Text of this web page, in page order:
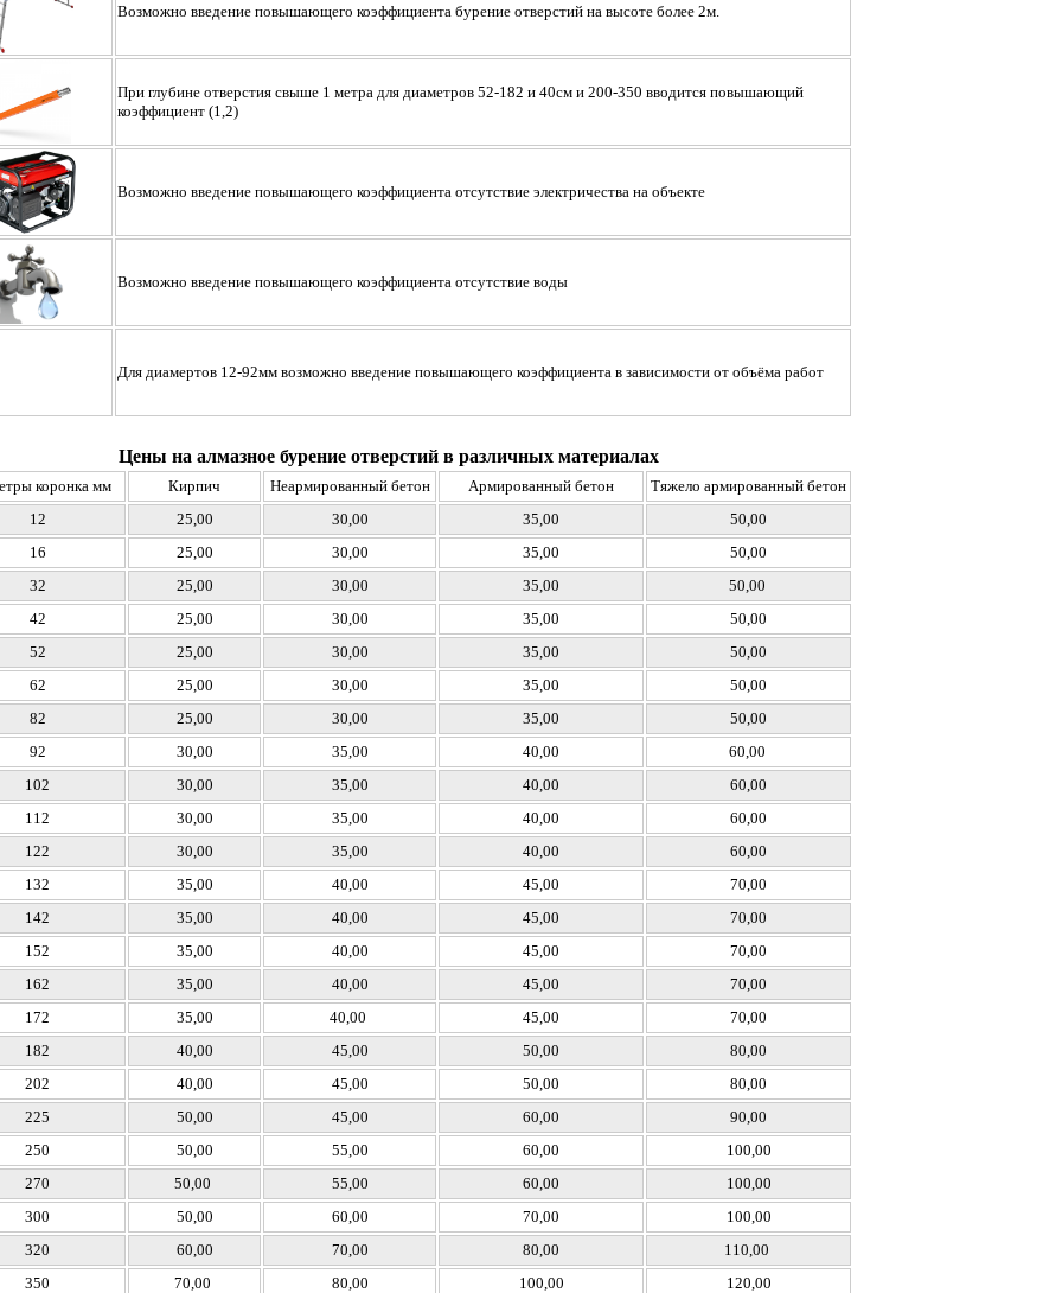
Возможно введение повышающего коэффициента бурение отверстий на высоте более 2м.
При глубине отверстия свыше 1 метра для диаметров 52-182 и 40см и 200-350 вводится повышающий
коэффициент (1,2)
Возможно введение повышающего коэффициента отсутствие электричества на объекте
Возможно введение повышающего коэффициента отсутствие воды
Для диамертов 12-92мм возможно введение повышающего коэффициента в зависимости от объёма работ
Цены на алмазное бурение отверстий в различных материалах
коронка мм Кирпич Неармированный бетон Армированный бетон
Тяжело армированный бетон
12
25,00 30,00 35,00
50,00
16
25,00 30,00 35,00
50,00
32
25,00 30,00 35,00
50,00
42
25,00 30,00 35,00
50,00
52
25,00 30,00 35,00
50,00
62
25,00 30,00 35,00
50,00
82
25,00 30,00 35,00
50,00
92
30,00 35,00 40,00
60,00
102
30,00 35,00 40,00
60,00
112
30,00 35,00 40,00
60,00
122
30,00 35,00 40,00
60,00
132
35,00 40,00 45,00
70,00
142
35,00 40,00 45,00
70,00
152
35,00 40,00 45,00
70,00
162
35,00 40,00 45,00
70,00
172
35,00 40,00 45,00
70,00
182
40,00 45,00 50,00
80,00
202
40,00 45,00 50,00
80,00
225
50,00 45,00 60,00
90,00
250
50,00 55,00 60,00
100,00
270
50,00 55,00 60,00
100,00
300
50,00 60,00 70,00
100,00
320
60,00 70,00 80,00
110,00
350
70,00 80,00 100,00
120,00